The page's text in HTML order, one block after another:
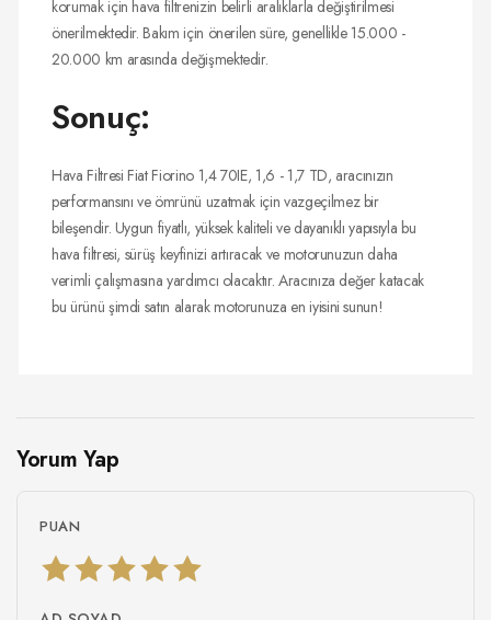
korumak için hava filtrenizin belirli aralıklarla değiştirilmesi
önerilmektedir. Bakım için önerilen süre, genellikle 15.000 -
20.000 km arasında değişmektedir.
Sonuç:
Hava Filtresi Fiat Fiorino 1,4 70IE, 1,6 - 1,7 TD, aracınızın
performansını ve ömrünü uzatmak için vazgeçilmez bir
bileşendir. Uygun fiyatlı, yüksek kaliteli ve dayanıklı yapısıyla bu
hava filtresi, sürüş keyfinizi artıracak ve motorunuzun daha
verimli çalışmasına yardımcı olacaktır. Aracınıza değer katacak
bu ürünü şimdi satın alarak motorunuza en iyisini sunun!
Yorum Yap
PUAN